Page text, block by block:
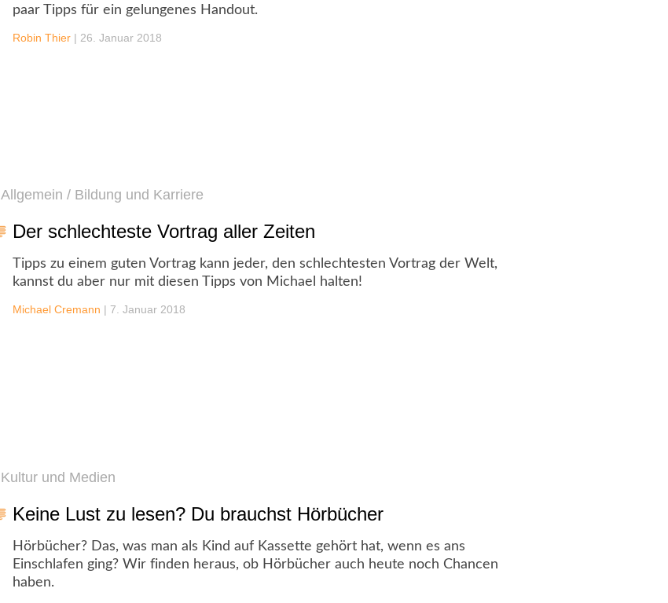
paar Tipps für ein gelungenes Handout.
Robin Thier | 26. Januar 2018
Allgemein / Bildung und Karriere
Der schlechteste Vortrag aller Zeiten
Tipps zu einem guten Vortrag kann jeder, den schlechtesten Vortrag der Welt,
kannst du aber nur mit diesen Tipps von Michael halten!
Michael Cremann | 7. Januar 2018
Kultur und Medien
Keine Lust zu lesen? Du brauchst Hörbücher
Hörbücher? Das, was man als Kind auf Kassette gehört hat, wenn es ans
Einschlafen ging? Wir finden heraus, ob Hörbücher auch heute noch Chancen
haben.